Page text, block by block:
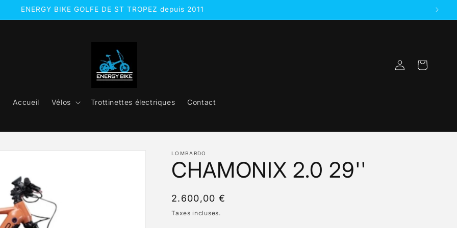
ENERGY BIKE GOLFE DE ST TROPEZ depuis 2011
Accueil Vélos Trottinettes électriques Contact
ConnexionPanier
LOMBARDO
CHAMONIX 2.0 29''
Prix
habituel
2.600,00 €
Taxes incluses.